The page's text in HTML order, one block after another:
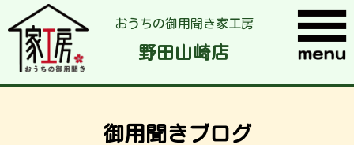
おうちの御用聞き家工房
野田山崎店
御用聞きブログ